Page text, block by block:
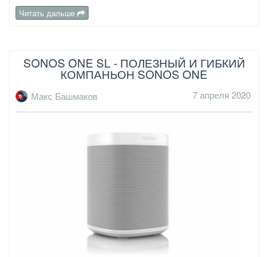
Читать дальше
SONOS ONE SL - ПОЛЕЗНЫЙ И ГИБКИЙ
КОМПАНЬОН SONOS ONE
Макс Башмаков 7 апреля 2020